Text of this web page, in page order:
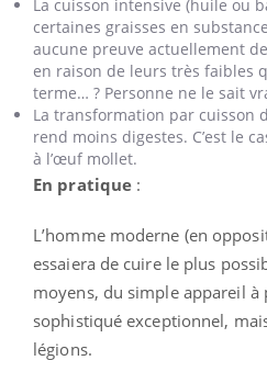
La cuisson intensive (huile ou
certaines graisses en
aucune preuve actuellement
en raison de leurs très faibles
terme… ? Personne ne le sait
La transformation par cuisson
rend moins digestes. C’est le
à l’œuf mollet.
En pratique :
L’homme moderne (en
essaiera de cuire le plus
moyens, du simple appareil à
sophistiqué exceptionnel,
légions.